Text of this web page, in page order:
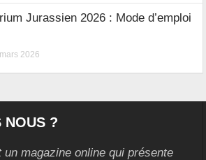
Jurassien 2026 : Mode d’emploi
2026
NOUS ?
un magazine online qui présente